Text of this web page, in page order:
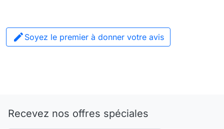
 Soyez le premier à donner votre avis
Recevez nos offres spéciales